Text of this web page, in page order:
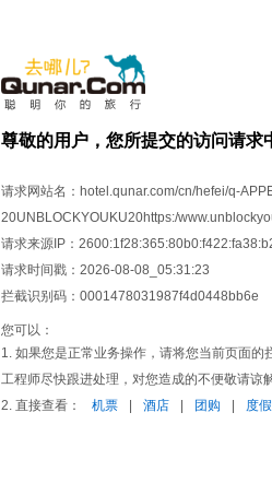
尊敬的用户，您所提交的访问请求
请求网站名： hotel.qunar.com/cn/hefei/q-
20UNBLOCKYOUKU20https:/
请求来源IP：
请求时间戳： 2026-08-08_05:31:23
拦截识别码： 0001478031987f4d0448bb6e
您可以：
1. 如果您是正常业务操作，请将您当前页面
工程师尽快跟进处理，对您造成的不便敬请谅
2. 直接查看：
机票 酒店 团购 度假